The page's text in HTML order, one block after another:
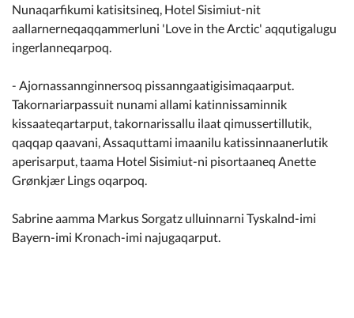
Nunaqarfikumi katisitsineq, Hotel Sisimiut-nit
aallarnerneqaqqammerluni 'Love in the Arctic' aqqutigalugu
ingerlanneqarpoq.
- Ajornassannginnersoq pissanngaatigisimaqaarput.
Takornariarpassuit nunami allami katinnissaminnik
kissaateqartarput, takornarissallu ilaat qimussertillutik,
qaqqap qaavani, Assaquttami imaanilu katissinnaanerlutik
aperisarput, taama Hotel Sisimiut-ni pisortaaneq Anette
Grønkjær Lings oqarpoq.
Sabrine aamma Markus Sorgatz ulluinnarni Tyskalnd-imi
Bayern-imi Kronach-imi najugaqarput.